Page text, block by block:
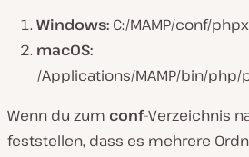
Windows: C:/MAMP/conf/
macOS:
/Applications/MAMP/bin/
Wenn du zum conf-Verzeichnis
feststellen, dass es mehrere